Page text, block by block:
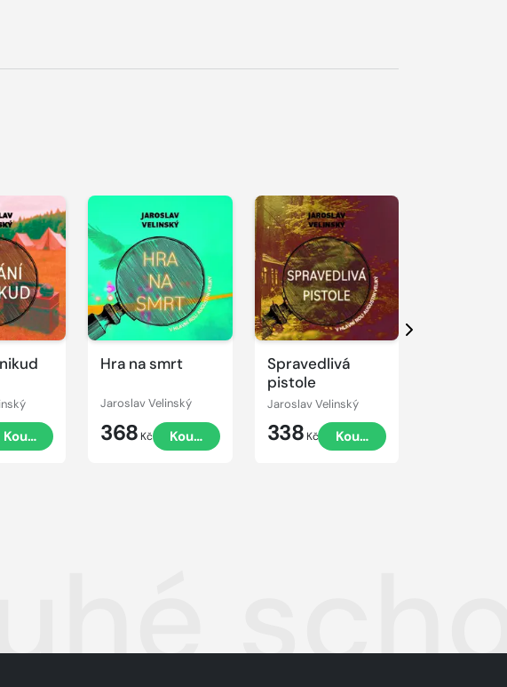
Koupit
Hra na smrt
Jaroslav Velinský
368 Kč Koupit
Přehrát
ukázku
Spravedlivá
pistole
Jaroslav Velinský
338 Kč Koupit
Přehrát
ukázku
Další